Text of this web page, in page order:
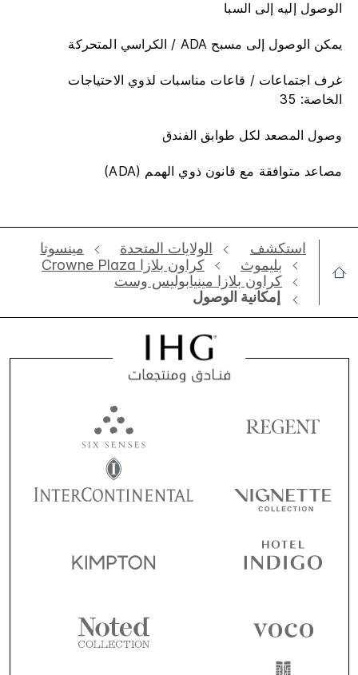
الوصول إليه إلى السبا​
يمكن الوصول إلى مسبح ADA / الكراسي المتحركة​
غرف اجتماعات / قاعات مناسبات لذوي الاحتياجات
الخاصة: 35
وصول المصعد لكل طوابق الفندق
مصاعد متوافقة مع قانون ذوي الهمم (ADA)
استكشف الولايات المتحدة
مينسوتا
بليموث
‫‫كراون بلازا Crowne Plaza
كراون بلازا مينيابوليس وست
إمكانية الوصول